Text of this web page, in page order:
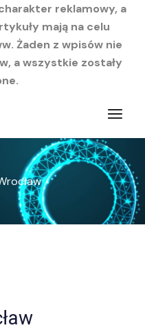
reklamowy, a
mają na celu
Żaden z wpisów nie
a wszystkie zostały